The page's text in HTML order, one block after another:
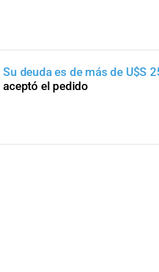
Su deuda es de más de U$S
aceptó el pedido